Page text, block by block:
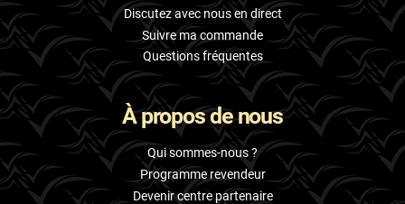
Discutez avec nous en direct
Suivre ma commande
Questions fréquentes
À propos de nous
Qui sommes-nous ?
Programme revendeur
Devenir centre partenaire